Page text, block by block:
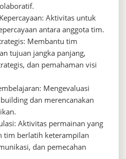
Aktivitas untuk
antara anggota tim.
Membantu tim
tujuan jangka panjang,
dan pemahaman visi
Mengevaluasi
dan merencanakan
Aktivitas permainan yang
tim berlatih keterampilan
dan pemecahan